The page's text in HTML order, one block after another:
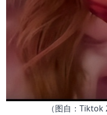
（图自：Tiktok